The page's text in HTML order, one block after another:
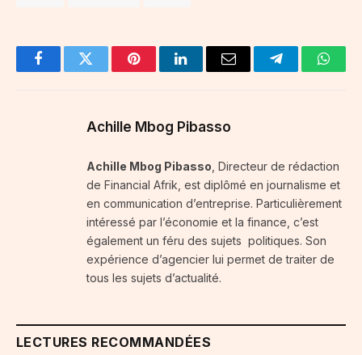
FacebookTwitter PinterestLinkedInEmail Telegram
Achille Mbog Pibasso
Achille Mbog Pibasso , Directeur de rédaction
de Financial Afrik, est diplômé en journalisme et
en communication d’entreprise. Particulièrement
intéressé par l’économie et la finance, c’est
également un féru des sujets politiques. Son
expérience d’agencier lui permet de traiter de
tous les sujets d’actualité.
LECTURES RECOMMANDÉES